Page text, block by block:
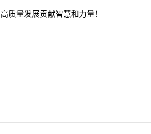
质量发展贡献智慧和力量！